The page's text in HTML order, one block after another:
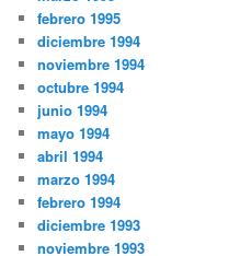
febrero 1995
diciembre 1994
noviembre 1994
octubre 1994
junio 1994
mayo 1994
abril 1994
marzo 1994
febrero 1994
diciembre 1993
noviembre 1993